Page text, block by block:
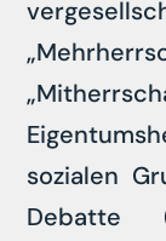
sozialen
Debatte